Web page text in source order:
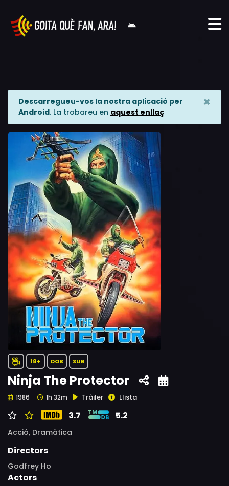
Descarregueu-vos la nostra aplicació per
Android. La trobareu en aquest enllaç
×
18+ DOB SUB
Ninja The Protector
1986 1h 32m Tràiler Llista
3.7 5.2
Acció, Dramàtica
Directors
Godfrey Ho
Actors